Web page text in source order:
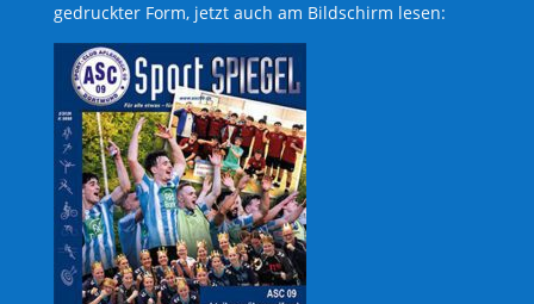
gedruckter Form, jetzt auch am Bildschirm lesen: